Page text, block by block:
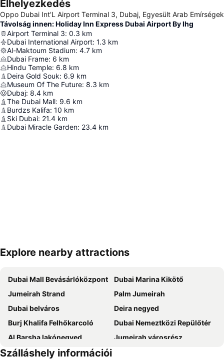
Elhelyezkedés
Oppo Dubai Int'L Airport Terminal 3, Dubaj, Egyesült Arab Emírségek
Távolság innen: Holiday Inn Express Dubai Airport By Ihg
Airport Terminal 3: 0.3 km
Dubai International Airport: 1.3 km
Al-Maktoum Stadium: 4.7 km
Dubai Frame: 6 km
Hindu Temple: 6.8 km
Deira Gold Souk: 6.9 km
Museum Of The Future: 8.3 km
Dubaj: 8.4 km
The Dubai Mall: 9.6 km
Burdzs Kalifa: 10 km
Ski Dubai: 21.4 km
Dubai Miracle Garden: 23.4 km
Nagy méretű térkép
Explore nearby attractions
Dubai Mall Bevásárlóközpont
Dubai Marina Kikötő
Jumeirah Strand
Palm Jumeirah
Dubai belváros
Deira negyed
Burj Khalifa Felhőkarcoló
Dubai Nemeztközi Repülőtér
Al Barsha lakónegyed
Jumeirah városrész
Burj Khalifa/Dubai Mall Metro Station
Szálláshely információi